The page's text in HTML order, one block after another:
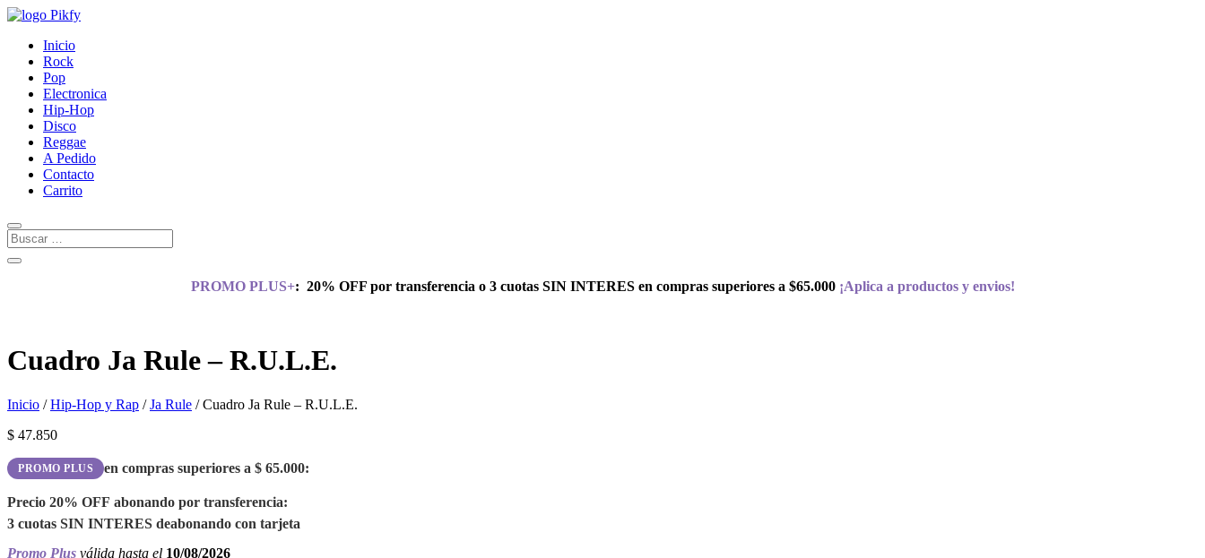
Inicio
Rock
Pop
Electronica
Hip-Hop
Disco
Reggae
A Pedido
Contacto
Carrito
PROMO PLUS+: 20% OFF por transferencia o 3 cuotas SIN INTERES en compras superiores a $65.000¡Aplica a productos y envios!
Cuadro Ja Rule – R.U.L.E.
Inicio /Hip-Hop y Rap /Ja Rule / Cuadro Ja Rule – R.U.L.E.
$ 47.850
PROMO PLUS en compras superiores a $ 65.000:
Precio 20% OFF abonando por transferencia:
3 cuotas SIN INTERES deabonando con tarjeta
Promo Plus válida hasta el 10/08/2026